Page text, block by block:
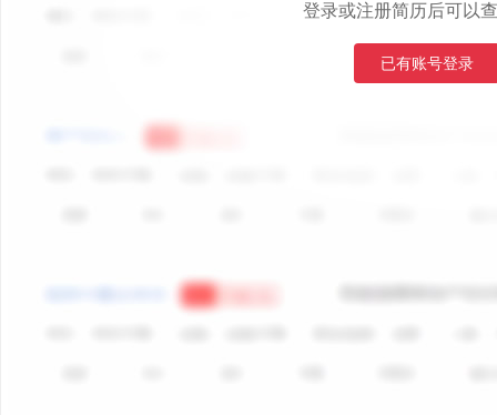
登录或注册简历后可以
已有账号登录